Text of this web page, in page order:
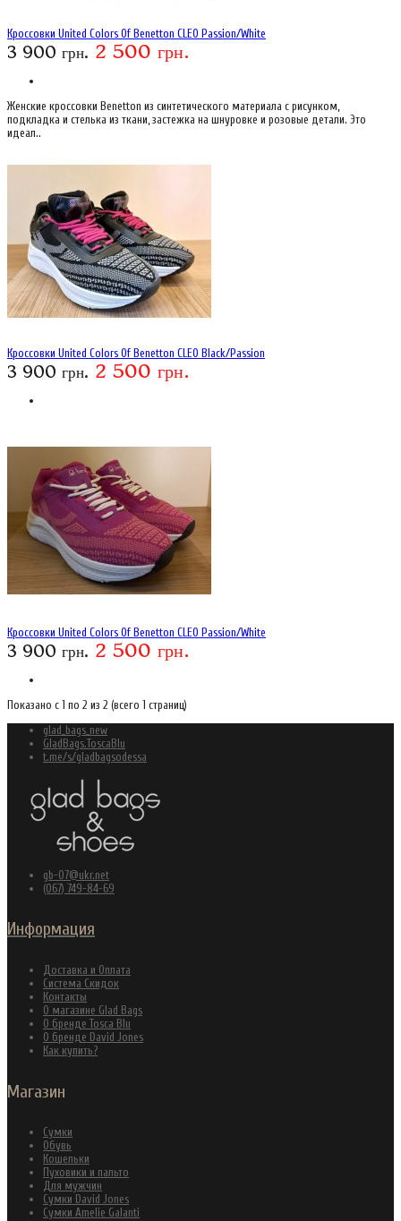
Кроссовки United Colors Of Benetton CLEO Passion/White
3 900 грн. 2 500 грн.
Женские кроссовки Benetton из синтетического материала с рисунком,
подкладка и стелька из ткани, застежка на шнуровке и розовые детали. Это
идеал..
Кроссовки United Colors Of Benetton CLEO Black/Passion
3 900 грн. 2 500 грн.
Кроссовки United Colors Of Benetton CLEO Passion/White
3 900 грн. 2 500 грн.
Показано с 1 по 2 из 2 (всего 1 страниц)
glad_bags_new
GladBags.ToscaBlu
t.me/s/gladbagsodessa
gb-07@ukr.net
(067) 749-84-69
Информация
Доставка и Оплата
Система Скидок
Контакты
О магазине Glad Bags
О бренде Tosca Blu
О бренде David Jones
Как купить?
Магазин
Сумки
Обувь
Кошельки
Пуховики и пальто
Для мужчин
Сумки David Jones
Сумки Amelie Galanti